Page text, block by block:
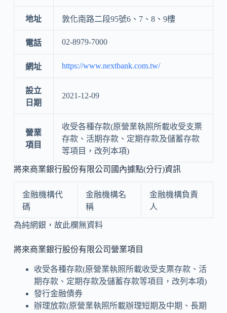
地址 敦化南路二段95號6、7、8、9樓
電話 02-8979-7000
網址 https://www.nextbank.com.tw/
設立
日期
2021-12-09
營業
項目
收受各種存款(原營業執照所載收受支票
存款、活期存款、定期存款及儲蓄存款
等項目，改列本項)
將來商業銀行股份有限公司國內據點(分行)資訊
金融機構代
碼
金融機構名
稱
金融機構負責
人
為純網銀，故此欄無資料
將來商業銀行股份有限公司營業項目
收受各種存款(原營業執照所載收受支票存款、活
期存款、定期存款及儲蓄存款等項目，改列本項)
發行金融債券
辦理放款(原營業執照所載辦理短期及中期、長期